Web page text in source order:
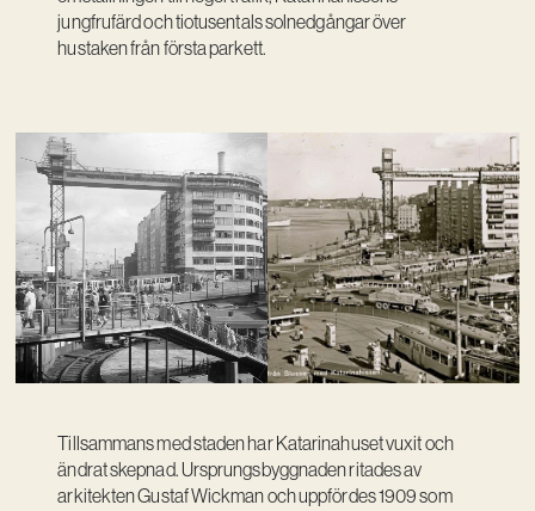
Vision
jungfrufärd och tiotusentals solnedgångar över
hustaken från första parkett.
Tillsammans med staden har Katarinahuset vuxit och
ändrat skepnad. Ursprungsbyggnaden ritades av
arkitekten Gustaf Wickman och uppfördes 1909 som